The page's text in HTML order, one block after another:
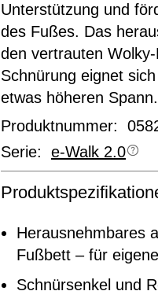
Unterstützung und
des Fußes. Das
den vertrauten
Schnürung eignet
etwas höheren Spann.
Produktnummer:
Serie: e-Walk 2.0
Herausnehmbares
Fußbett – für
Schnürsenkel und